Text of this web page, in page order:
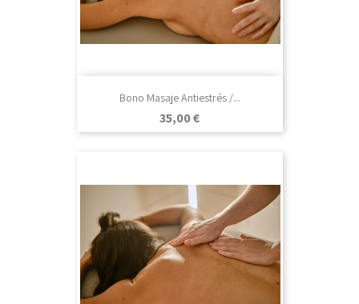
Bono Masaje Antiestrés /...
Precio
35,00 €